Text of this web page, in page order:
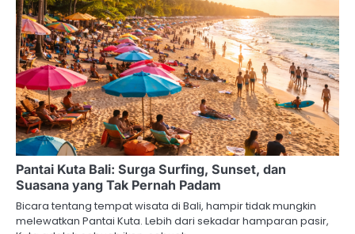
Pantai Kuta Bali: Surga Surfing, Sunset, dan
Suasana yang Tak Pernah Padam
Bicara tentang tempat wisata di Bali, hampir tidak mungkin
melewatkan Pantai Kuta. Lebih dari sekadar hamparan pasir,